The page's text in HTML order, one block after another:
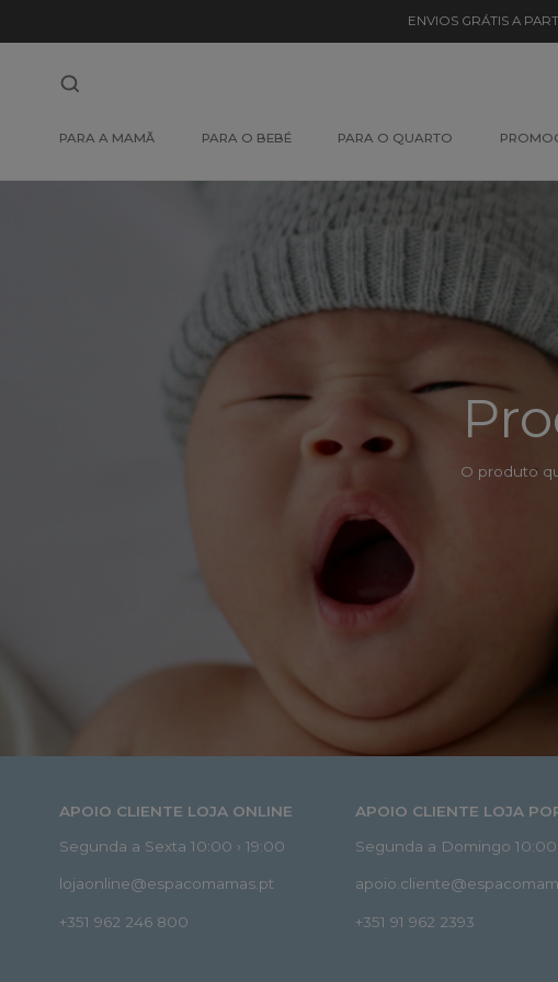
de
Produto
Sem
Produto
ENVIOS GRÁTIS A
PARA A MAMÃ PARA O BEBÉ PARA O QUARTO
O produto
APOIO CLIENTE LOJA ONLINE
Segunda a Sexta 10:00 › 19:00
lojaonline@espacomamas.pt
+351 962 246 800
APOIO CLIENTE LOJA
Segunda a Domingo 10:00
+351 91 962 2393